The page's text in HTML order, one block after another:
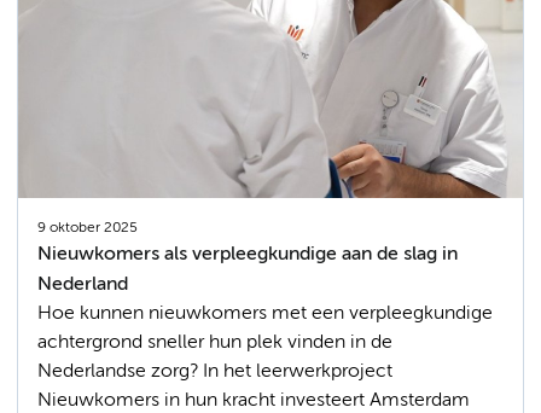
9 oktober 2025
Nieuwkomers als verpleegkundige aan de slag in
Nederland
Hoe kunnen nieuwkomers met een verpleegkundige
achtergrond sneller hun plek vinden in de
Nederlandse zorg? In het leerwerkproject
Nieuwkomers in hun kracht investeert Amsterdam